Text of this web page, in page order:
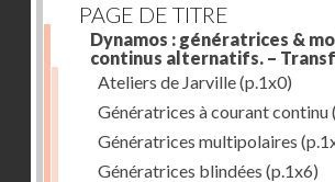
PAGE DE TITRE
Dynamos : génératrices &
continus alternatifs. –
Ateliers de Jarville(p.1x0)
Génératrices à courant continu
Génératrices multipolaires
Génératrices blindées (p.1x6)